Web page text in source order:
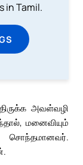
in Tamil.
அவள்வழி
மனைவியும்
சொந்தமானவர்.